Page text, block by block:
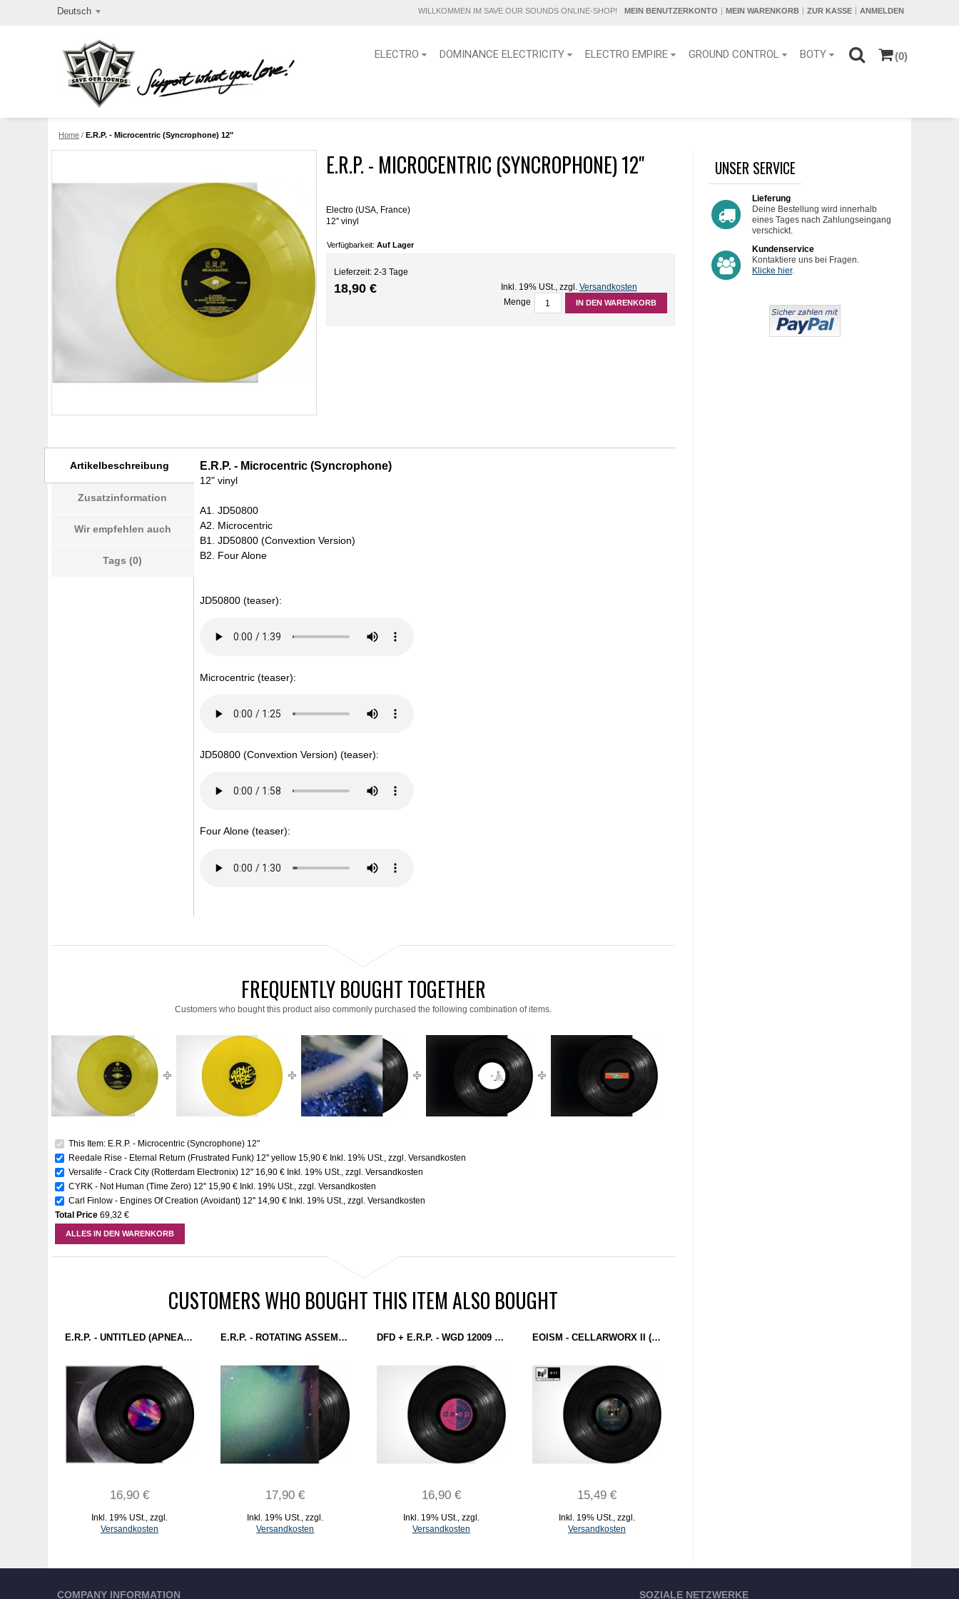
Deutsch WILLKOMMEN IM SAVE OUR SOUNDS ONLINE-SHOP! MEIN BENUTZERKONTO MEIN WARENKORB ZUR KASSE ANMELDEN
ELECTRO DOMINANCE ELECTRICITY ELECTRO EMPIRE GROUND CONTROL BOTY (0)
Home /E.R.P. - Microcentric (Syncrophone) 12"
E.R.P. - MICROCENTRIC (SYNCROPHONE) 12"
Electro (USA, France)
12'' vinyl
Verfügbarkeit:Auf Lager
Lieferzeit: 2-3 Tage
18,90 € Inkl. 19% USt. zzgl. Versandkosten
Menge
IN DEN WARENKORB
Artikelbeschreibung
Zusatzinformation
Wir empfehlen auch
Tags (0)
E.R.P. - Microcentric (Syncrophone)
12" vinyl
A1. JD50800
A2. Microcentric
B1. JD50800 (Convextion Version)
B2. Four Alone
JD50800 (teaser):
Microcentric (teaser):
JD50800 (Convextion Version) (teaser):
Four Alone (teaser):
FREQUENTLY BOUGHT TOGETHER
Customers who bought this product also commonly purchased the following combination of items.
This Item: E.R.P. - Microcentric (Syncrophone) 12"
Reedale Rise - Eternal Return (Frustrated Funk) 12'' yellow 15,90 € Inkl. 19% USt. ,zzgl.Versandkosten
Versalife - Crack City (Rotterdam Electronix) 12" 16,90 € Inkl. 19% USt. ,zzgl.Versandkosten
CYRK - Not Human (Time Zero) 12'' 15,90 € Inkl. 19% USt. ,zzgl.Versandkosten
Carl Finlow - Engines Of Creation (Avoidant) 12'' 14,90 € Inkl. 19% USt. ,zzgl.Versandkosten
Total Price 69,32 €
ALLES IN DEN WARENKORB
CUSTOMERS WHO BOUGHT THIS ITEM ALSO BOUGHT
E.R.P. - UNTITLED (APNEA) 12''
16,90 €
Inkl. 19% USt., zzgl.
Versandkosten
E.R.P. - ROTATING ASSEMBLY (OMNIA) 12''
17,90 €
Inkl. 19% USt.,zzgl.
Versandkosten
DFD + E.R.P. - WGD 12009 (WERE GOING DEEP) 12''
16,90 €
Inkl. 19% USt., zzgl.
Versandkosten
EOISM - CELLARWORX II (PULSE DRIFT RECORDINGS) 12''
15,49 €
Inkl. 19% USt.,zzgl.
Versandkosten
UNSER SERVICE
Lieferung
Deine Bestellung wird innerhalb
eines Tages nach Zahlungseingang
verschickt.
Kundenservice
Kontaktiere uns bei Fragen.
Klicke hier.
COMPANY INFORMATION SOZIALE NETZWERKE